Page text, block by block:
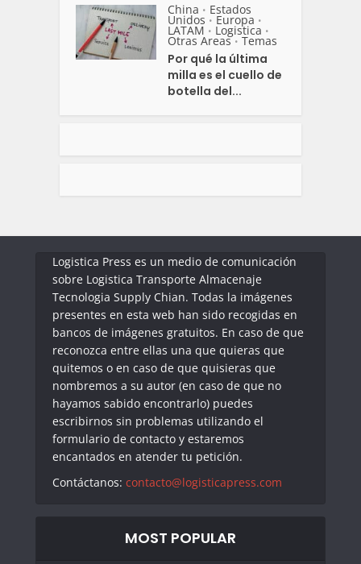
China • Estados
Unidos • Europa •
LATAM • Logistica •
Otras Areas • Temas
Por qué la última
milla es el cuello de
botella del...
Logistica Press es un medio de comunicación
sobre Logistica Transporte Almacenaje
Tecnologia Supply Chian. Todas la imágenes
presentes en esta web han sido recogidas en
bancos de imágenes gratuitos. En caso de que
reconozca entre ellas una que quieras que
quitemos o en caso de que quisieras que
nombremos a su autor (en caso de que no
hayamos sabido encontrarlo) puedes
escribirnos sin problemas utilizando el
formulario de contacto y estaremos
encantados en atender tu petición.
Contáctanos: contacto@logisticapress.com
MOST POPULAR